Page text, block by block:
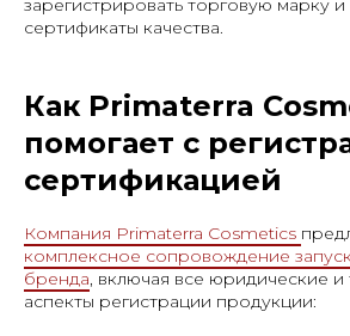
зарегистрировать торговую марку и
сертификаты качества.
Как Primaterra
помогает с
сертификацией
Компания Primaterra Cosmetics
комплексное сопровождение
бренда, включая все юридические и
аспекты регистрации продукции: